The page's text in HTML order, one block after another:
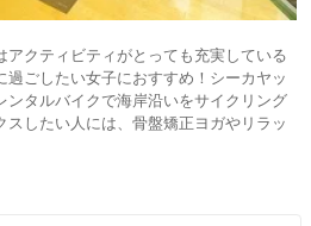
アクティビティがとっても充実している
ごしたい女子におすすめ！シーカヤッ
ンタルバイクで海岸沿いをサイクリング
したい人には、骨盤矯正ヨガやリラッ